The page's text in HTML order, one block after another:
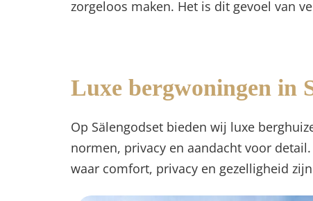
zorgeloos maken. Het is dit gevoel van
Luxe bergwoningen in
Op Sälengodset bieden wij luxe
normen, privacy en aandacht voor
waar comfort, privacy en gezelligheid